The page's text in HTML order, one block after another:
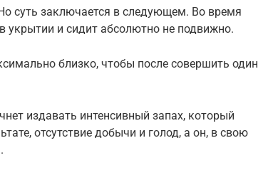
суть заключается в следующем. Во время
и сидит абсолютно не подвижно.
близко, чтобы после совершить один
издавать интенсивный запах, который
отсутствие добычи и голод, а он, в свою